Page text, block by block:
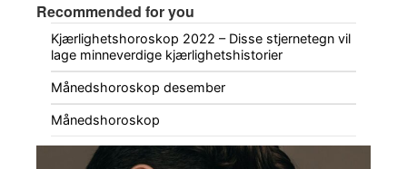
Recommended for you
Kjærlighetshoroskop 2022 – Disse stjernetegn vil
lage minneverdige kjærlighetshistorier
Månedshoroskop desember
Månedshoroskop